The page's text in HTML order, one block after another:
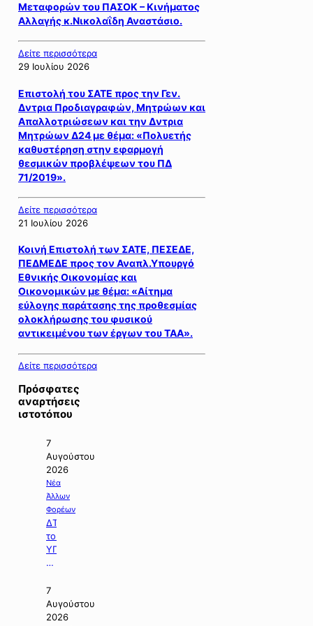
Μεταφορών του ΠΑΣΟΚ – Κινήματος
Αλλαγής κ.Νικολαΐδη Αναστάσιο.
Δείτε περισσότερα
29 Ιουλίου 2026
Επιστολή του ΣΑΤΕ προς την Γεν.
Δντρια Προδιαγραφών, Μητρώων και
Απαλλοτριώσεων και την Δντρια
Μητρώων Δ24 με θέμα: «Πολυετής
καθυστέρηση στην εφαρμογή
θεσμικών προβλέψεων του ΠΔ
71/2019».
Δείτε περισσότερα
21 Ιουλίου 2026
Κοινή Επιστολή των ΣΑΤΕ, ΠΕΣΕΔΕ,
ΠΕΔΜΕΔΕ προς τον Αναπλ.Υπουργό
Εθνικής Οικονομίας και
Οικονομικών με θέμα: «Αίτημα
εύλογης παράτασης της προθεσμίας
ολοκλήρωσης του φυσικού
αντικειμένου των έργων του ΤΑΑ».
Δείτε περισσότερα
Πρόσφατες
αναρτήσεις
ιστοτόπου
7
Αυγούστου
2026
Νέα
Άλλων
Φορέων
ΔΤ
του
ΥΠΠΕΝ
με
«Ειδικό
Χωροταξικό
Πλαίσιο
7
Αυγούστου
2026